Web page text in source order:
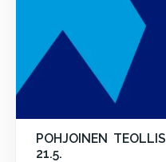
POHJOINEN
21.5.